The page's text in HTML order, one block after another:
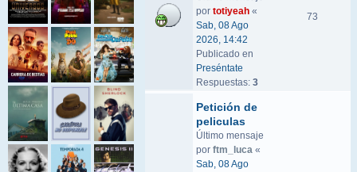
por totiyeah «
Sab, 08 Ago
2026, 14:42
Publicado en
Preséntate
Respuestas: 3
73
Petición de
peliculas
Último mensaje
por ftm_luca «
Sab, 08 Ago